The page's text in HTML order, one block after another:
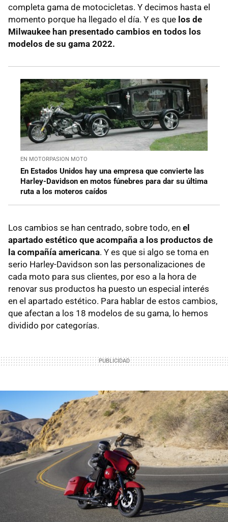
completa gama de motocicletas. Y decimos hasta el
momento porque ha llegado el día. Y es que los de
Milwaukee han presentado cambios en todos los
modelos de su gama 2022.
EN MOTORPASION MOTO
En Estados Unidos hay una empresa que convierte las
Harley-Davidson en motos fúnebres para dar su última
ruta a los moteros caídos
Los cambios se han centrado, sobre todo, en el
apartado estético que acompaña a los productos de
la compañía americana. Y es que si algo se toma en
serio Harley-Davidson son las personalizaciones de
cada moto para sus clientes, por eso a la hora de
renovar sus productos ha puesto un especial interés
en el apartado estético. Para hablar de estos cambios,
que afectan a los 18 modelos de su gama, lo hemos
dividido por categorías.